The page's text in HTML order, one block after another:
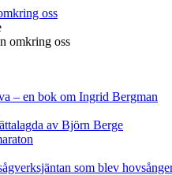
oss
– en bok om Ingrid Bergman
av Björn Berge
som blev